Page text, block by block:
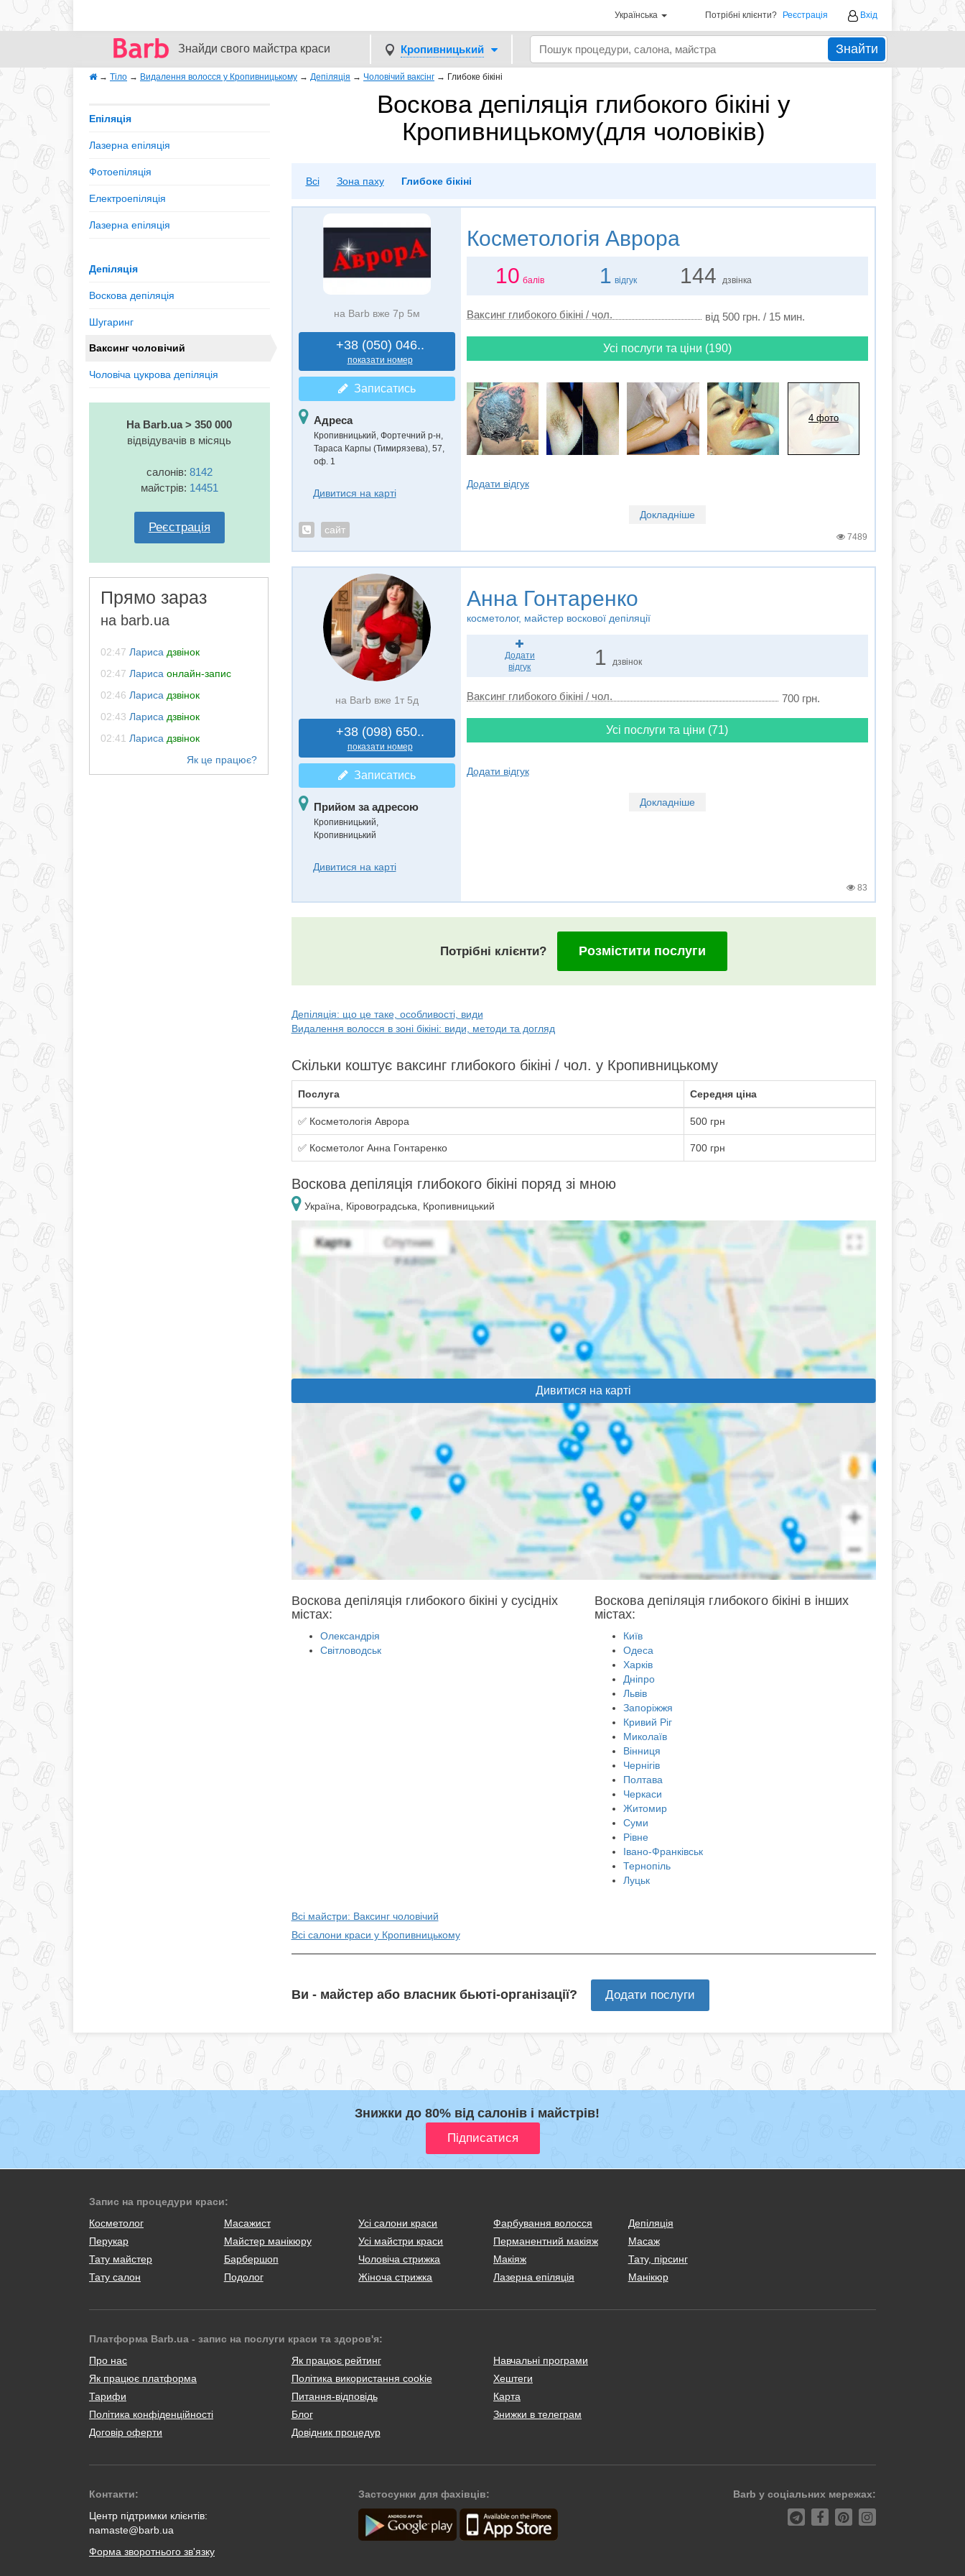
Українська Потрібні клієнти? Реєстрація Вхід
Знайди свого майстра краси Кропивницький Знайти
→ Тіло → Видалення волосся у Кропивницькому → Депіляція → Чоловічий ваксінг → Глибоке бікіні
Воскова депіляція глибокого бікіні у
Кропивницькому(для чоловіків)
Всі Зона паху Глибоке бікіні
Епіляція
Лазерна епіляція
Фотоепіляція
Електроепіляція
Лазерна епіляція
Депіляція
Воскова депіляція
Шугаринг
Ваксинг чоловічий
Чоловіча цукрова депіляція
На Barb.ua > 350 000
відвідувачів в місяць
салонів: 8142
майстрів: 14451
Реєстрація
Прямо зараз
на barb.ua
02:47 Лариса дзвінок
02:47 Лариса онлайн-запис
02:46 Лариса дзвінок
02:43 Лариса дзвінок
02:41 Лариса дзвінок
на Barb вже 7р 5м
+38 (050) 046..
показати номер
Записатись
Адреса
Кропивницький, Фортечний р-н
Тараса Карпы (Тимирязева), 57,
оф. 1
Дивитися на карті
сайт
Косметологія Аврора
10 балів 1 відгук 144 дзвінка
Ваксинг глибокого бікіні / чол. від 500 грн. / 15 мин.
Усі послуги та ціни (190)
4 фото
Додати відгук
Докладніше
7489
на Barb вже 1т 5д
+38 (098) 650..
показати номер
Записатись
Прийом за адресою
Кропивницький,
Кропивницький
Дивитися на карті
Анна Гонтаренко
косметолог, майстер воскової депіляції
Додати
відгук
1 дзвінок
Ваксинг глибокого бікіні / чол. 700 грн.
Усі послуги та ціни (71)
Додати відгук
Докладніше
83
Потрібні клієнти? Розмістити послуги
Депіляція: що це таке, особливості, види
Видалення волосся в зоні бікіні: види, методи та догляд
Скільки коштує ваксинг глибокого бікіні / чол. у Кропивницькому
Послуга Середня ціна
✅ Косметологія Аврора 500 грн
✅ Косметолог Анна Гонтаренко 700 грн
Воскова депіляція глибокого бікіні поряд зі мною
Україна, Кіровоградська, Кропивницький
Дивитися на карті
Воскова депіляція глибокого бікіні у сусідніх
містах:
Олександрія
Світловодськ
Воскова депіляція глибокого бікіні в інших
містах:
Київ
Одеса
Харків
Дніпро
Львів
Запоріжжя
Кривий Ріг
Миколаїв
Вінниця
Чернігів
Полтава
Черкаси
Житомир
Суми
Рівне
Івано-Франківськ
Тернопіль
Луцьк
Всі майстри: Ваксинг чоловічий
Всі салони краси у Кропивницькому
Ви - майстер або власник бьюті-організації? Додати послуги
Знижки до 80% від салонів і майстрів!
Запис на процедури краси:
Косметолог
Масажист
Перукар
Майстер манікюру
Тату майстер
Барбершоп
Тату салон
Подолог
Усі салони краси
Усі майстри краси
Чоловіча стрижка
Жіноча стрижка
Фарбування волосся
Перманентний макіяж
Макіяж
Лазерна епіляція
Депіляція
Масаж
Тату, пірсинг
Манікюр
Платформа Barb.ua - запис на послуги краси та здоров'я:
Про нас
Як працює платформа
Тарифи
Політика конфіденційності
Договір оферти
Як працює рейтинг
Політика використання cookie
Питання-відповідь
Блог
Довідник процедур
Навчальні програми
Хештеги
Карта
Знижки в телеграм
Контакти:
Центр підтримки клієнтів:
namaste@barb.ua
Форма зворотнього зв'язку
Застосунки для фахівців: Barb у соціальних мережах: